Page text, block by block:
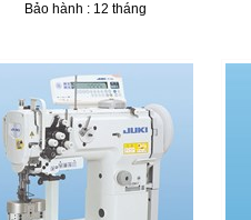
Bảo hành : 12 tháng